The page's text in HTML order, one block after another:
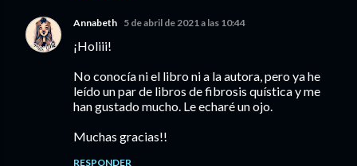
Annabeth 5 de abril de 2021 a las 10:44
¡Holiii!
No conocía ni el libro ni a la autora, pero ya he
leído un par de libros de fibrosis quística y me
han gustado mucho. Le echaré un ojo.
Muchas gracias!!
RESPONDER